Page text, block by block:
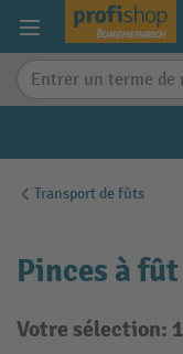
content
Transport de fûts
Pinces à fût
Votre sélection: